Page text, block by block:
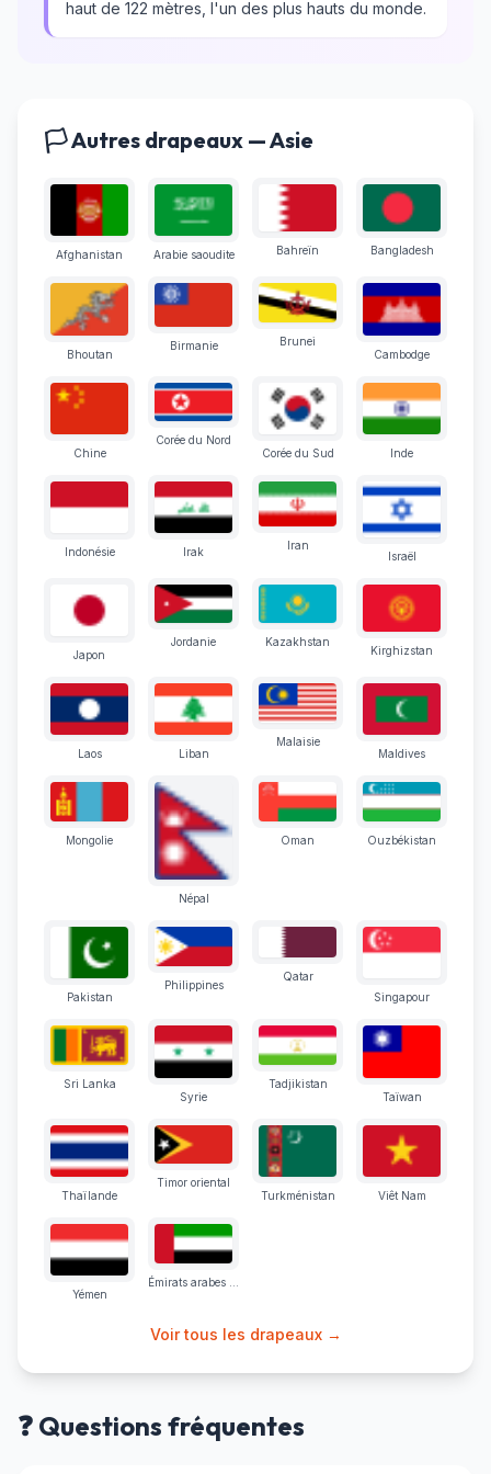
haut de 122 mètres, l'un des plus hauts du monde.
🏳️ Autres drapeaux — Asie
Afghanistan Arabie saoudite Bahreïn Bangladesh
Bhoutan
Birmanie
Brunei
Cambodge
Chine
Corée du Nord
Corée du Sud
Inde
Indonésie Irak
Iran
Israël
Japon
Jordanie Kazakhstan
Kirghizstan
Laos Liban
Malaisie
Maldives
Mongolie
Népal
Oman Ouzbékistan
Pakistan
Philippines
Qatar
Singapour
Sri Lanka
Syrie
Tadjikistan
Taïwan
Thaïlande
Timor oriental
Turkménistan
Viêt Nam
Yémen
Voir tous les drapeaux →
❓ Questions fréquentes